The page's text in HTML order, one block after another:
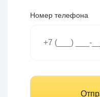
Номер телефона